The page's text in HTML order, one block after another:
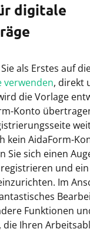
digitale
als Erstes auf
verwenden, direkt
die Vorlage
Konto
kein AidaForm-
Sie sich einen
und
Im
Funktionen
die Ihren